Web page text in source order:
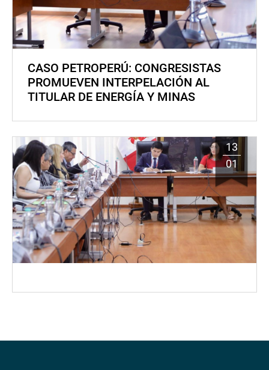
CASO PETROPERÚ: CONGRESISTAS
PROMUEVEN INTERPELACIÓN AL
TITULAR DE ENERGÍA Y MINAS
13
01